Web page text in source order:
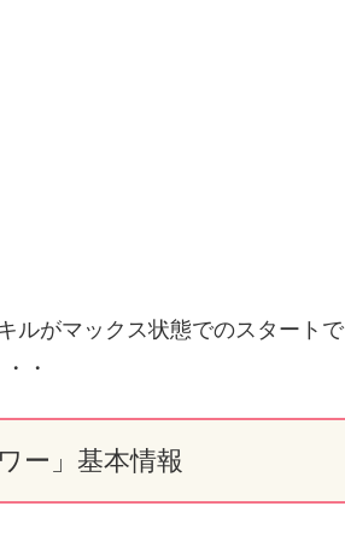
ルがマックス状態でのスタートで
・
ー」基本情報